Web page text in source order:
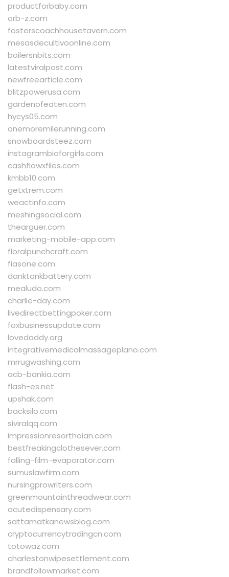
productforbaby.com
orb-z.com
fosterscoachhousetavern.com
mesasdecultivoonline.com
boilersnbits.com
latestviralpost.com
newfreearticle.com
blitzpowerusa.com
gardenofeaten.com
hycys05.com
onemoremilerunning.com
snowboardsteez.com
instagrambioforgirls.com
cashflowxfiles.com
kmbb10.com
getxtrem.com
weactinfo.com
meshingsocial.com
thearguer.com
marketing-mobile-app.com
floralpunchcraft.com
fiasone.com
danktankbattery.com
mealudo.com
charlie-day.com
livedirectbettingpoker.com
foxbusinessupdate.com
lovedaddy.org
integrativemedicalmassageplano.com
mrrugwashing.com
acb-bankia.com
flash-es.net
upshak.com
backsilo.com
siviralqq.com
impressionresorthoian.com
bestfreakingclothesever.com
falling-film-evaporator.com
sumuslawfirm.com
nursingprowriters.com
greenmountainthreadwear.com
acutedispensary.com
sattamatkanewsblog.com
cryptocurrencytradingcn.com
totowaz.com
charlestonwipesettlement.com
brandfollowmarket.com